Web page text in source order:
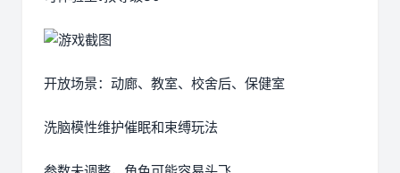
开放场景：动廊、教室、校舍后、保健室
洗脑模性维护催眠和束缚玩法